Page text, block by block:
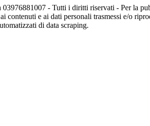
- Tutti i diritti riservati - Per la
contenuti e ai dati personali trasmessi e/o
di data scraping.